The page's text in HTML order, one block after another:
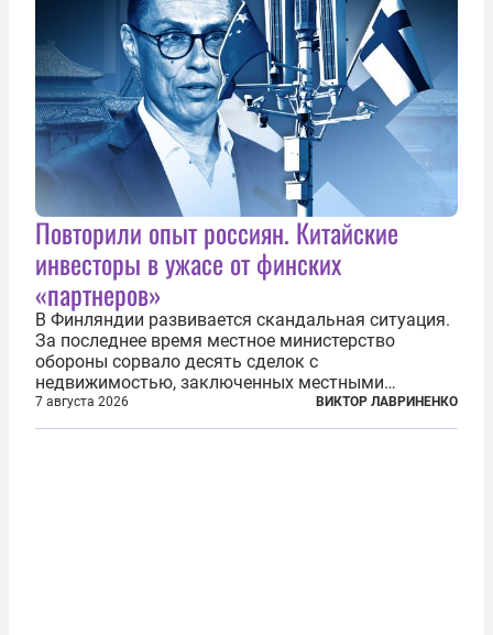
Повторили опыт россиян. Китайские
инвесторы в ужасе от финских
«партнеров»
В Финляндии развивается скандальная ситуация.
За последнее время местное министерство
обороны сорвало десять сделок с
недвижимостью, заключенных местными
фирмами с китайским капиталом. Чиновники
заявили, что они могли заключаться с целью
7 августа 2026 ВИКТОР ЛАВРИНЕНКО